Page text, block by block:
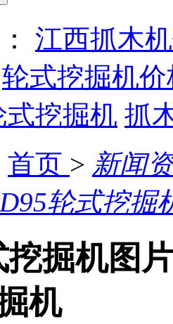
江西抓木
轮式挖掘机
式挖掘机 抓
首页 > 新闻
轮式挖掘
挖掘机图
机